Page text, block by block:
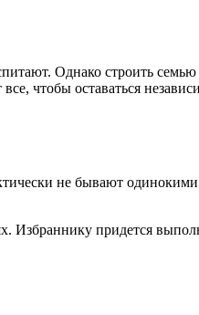
Однако строить
чтобы оставаться
не бывают
Избраннику придется